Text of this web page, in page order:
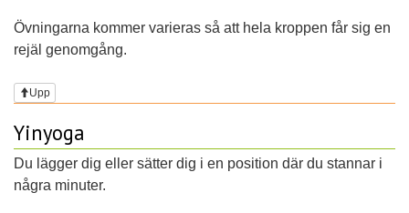
Övningarna kommer varieras så att hela kroppen får sig en
rejäl genomgång.
Upp
Yinyoga
Du lägger dig eller sätter dig i en position där du stannar i
några minuter.